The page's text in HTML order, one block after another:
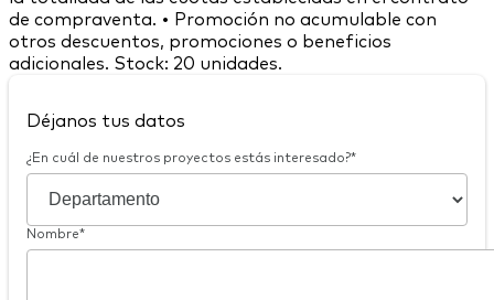
Déjanos tus datos
¿En cuál de nuestros proyectos estás interesado?*
Nombre*